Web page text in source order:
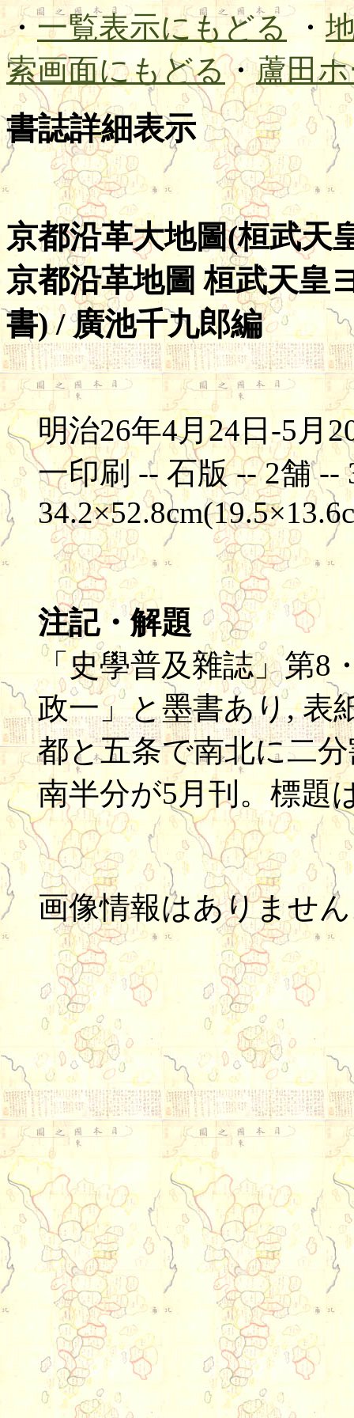
・一覧表示にもどる・
索画面にもどる・蘆田
書誌詳細表示
京都沿革大地圖(桓武天
京都沿革地圖 桓武天皇
書) / 廣池千九郎編
明治26年4月24日-5月
一印刷 -- 石版 -- 2舗 --
注記・解題
「史學普及雜誌」第8
政一」と墨書あり, 表
都と五条で南北に二
南半分が5月刊。標題
画像情報はありませ